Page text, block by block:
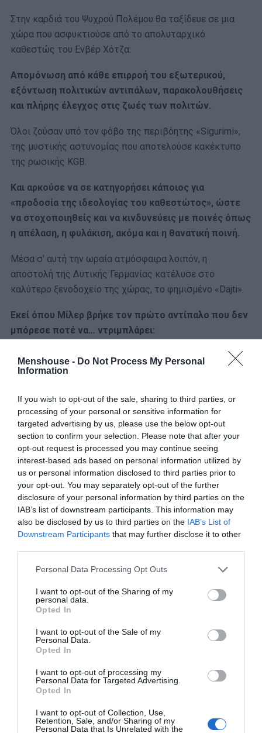
Menshouse - Do Not Process My Personal
Information
If you wish to opt-out of the sale, sharing to third parties, or
processing of your personal or sensitive information for
targeted advertising by us, please use the below opt-out
section to confirm your selection. Please note that after your
opt-out request is processed you may continue seeing
interest-based ads based on personal information utilized by
us or personal information disclosed to third parties prior to
your opt-out. You may separately opt-out of the further
disclosure of your personal information by third parties on the
IAB’s list of downstream participants. This information may
also be disclosed by us to third parties on the IAB’s List of
Downstream Participants that may further disclose it to other
Personal Data Processing Opt Outs
I want to opt-out of the Sharing of my
personal data.
Opted In
I want to opt-out of the Sale of my
Personal Data.
Opted In
I want to opt-out of processing my
Personal Data for Targeted Advertising.
Opted In
I want to opt-out of Collection, Use,
Retention, Sale, and/or Sharing of my
Personal Data that Is Unrelated with the
Στην καρδιά του Ψυχρού Πολέμου θα ταξίδευε σε μια
χώρα που ασφυκτιούσε από το απολυταρχικό
καθεστώς του Ενβέρ Χότζα:
Απομόνωση από κάθε επιρροή του εξωτερικού,
εξόντωση πολιτικών αντιπάλων, παρακολουθήσεις
και πλήρης έλεγχος στις ζωές των πολιτών.
Όλοι ζούσαν υπό τον φόβο της περιβόητης «Sigurimi»,
της μυστικής αστυνομίας που αποτελούσε κακέκτυπο
της ρωσικής KGB.
Και αρκούσε να σε κατηγορήσει κάποιος για
«προδοσία της ιδεολογίας του καθεστώτος», ώστε
να στοχοποιηθείς και να κινδυνεύεις με ποινές όπως
η απέλαση, η φυλάκιση, ακόμα και η θανατική ποινή.
Μέσα σ’ αυτή την ωραία ατμόσφαιρα λοιπόν, η
αποστολή της Δυτικής Γερμανίας κατέλυσε στο
καλύτερο ξενοδοχείο της χώρας, το φημισμένο «Dajti».
Εκεί όπου Μίλερ βρήκε τον πρώτο αντίπαλο που δεν
μπόρεσε ποτέ να… ντριμπλάρει:
Τη Hojna!
την καρδιά!
Χωρίς να ξέρει λοιπόν κανείς αν το μεταξύ τους
ειδύλλιο έπαιξε ρόλο σε αυτό, ο Μίλερ δεν αγωνίστηκε
καθόλου στο ματς.
Παρόλο που στο 6-0 του α’ γύρου είχε σημειώσει
τέσσερα γκολ, δεν χρησιμοποιήθηκε καθόλου από
τον τεχνικό, Χέλμουτ Σιν.
Και αυτό μόνο αμελητέο κόστος δεν είχε, αφού η Δυτική
Γερμανία κόλλησε στο 0-0 και το συγκεκριμένο
αποτέλεσμα αποδείχθηκε κομβικό στο να χάσει το μόνο
Ανεξάρτητα όμως του τι συνέβη στο ματς, το μυαλό
Εκείνος θα έπρεπε να φύγει, εκείνη δεν μπορούσε να
συγκεκριμένο λόγο ήταν απίθανο.
χρόνια, η… κληρωτίδα των προκριματικών του